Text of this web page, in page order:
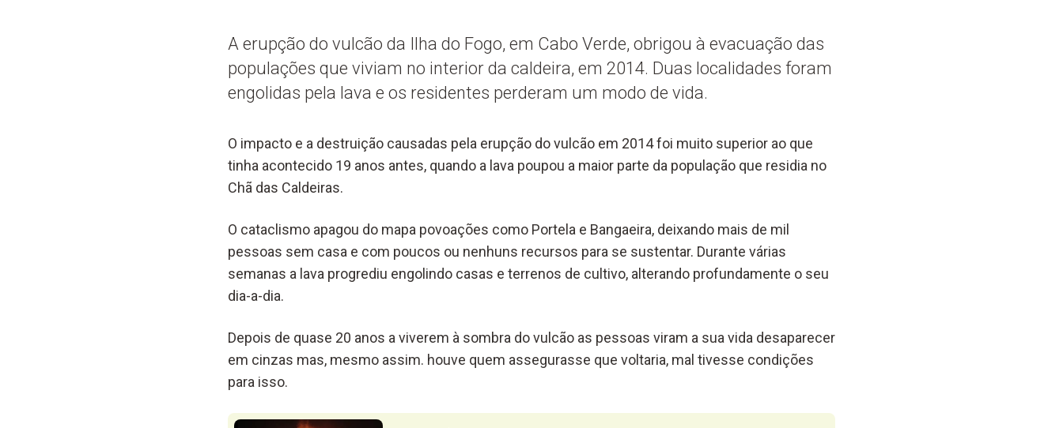
A erupção do vulcão da Ilha do Fogo, em Cabo Verde, obrigou à evacuação das
populações que viviam no interior da caldeira, em 2014. Duas localidades foram
engolidas pela lava e os residentes perderam um modo de vida.
O impacto e a destruição causadas pela erupção do vulcão em 2014 foi muito superior ao que
tinha acontecido 19 anos antes, quando a lava poupou a maior parte da população que residia no
Chã das Caldeiras.
O cataclismo apagou do mapa povoações como Portela e Bangaeira, deixando mais de mil
pessoas sem casa e com poucos ou nenhuns recursos para se sustentar. Durante várias
semanas a lava progrediu engolindo casas e terrenos de cultivo, alterando profundamente o seu
dia-a-dia.
Depois de quase 20 anos a viverem à sombra do vulcão as pessoas viram a sua vida desaparecer
em cinzas mas, mesmo assim. houve quem assegurasse que voltaria, mal tivesse condições
para isso.